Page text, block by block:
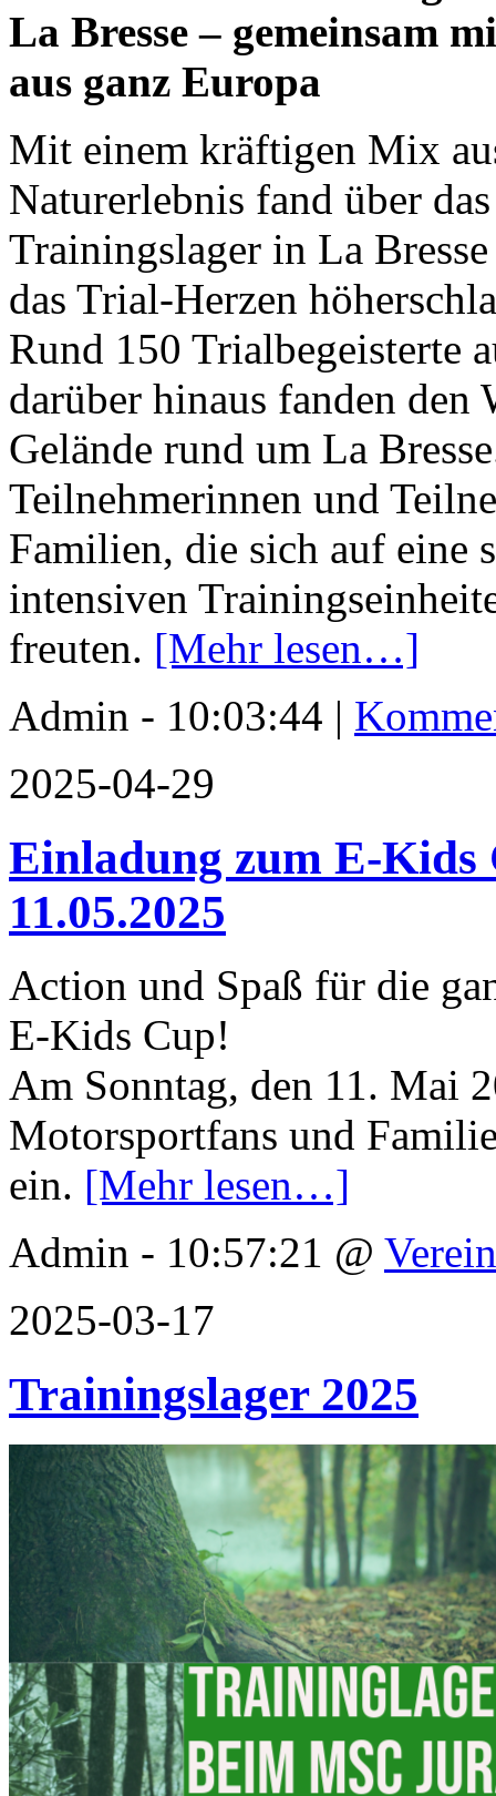
La Bresse – gemeinsam
aus ganz Europa
Mit einem kräftigen Mix
Naturerlebnis fand über
Trainingslager in La
das Trial-Herzen
Rund 150 Trialbegeisterte
darüber hinaus fanden den
Gelände rund um La
Teilnehmerinnen und
Familien, die sich auf eine
intensiven
freuten. [Mehr lesen…]
Admin - 10:03:44 |
2025-04-29
Einladung zum E-Kids
11.05.2025
Action und Spaß für die
E-Kids Cup!
Am Sonntag, den 11. Mai
Motorsportfans und
ein. [Mehr lesen…]
Admin - 10:57:21 @ Verein
2025-03-17
Trainingslager 2025